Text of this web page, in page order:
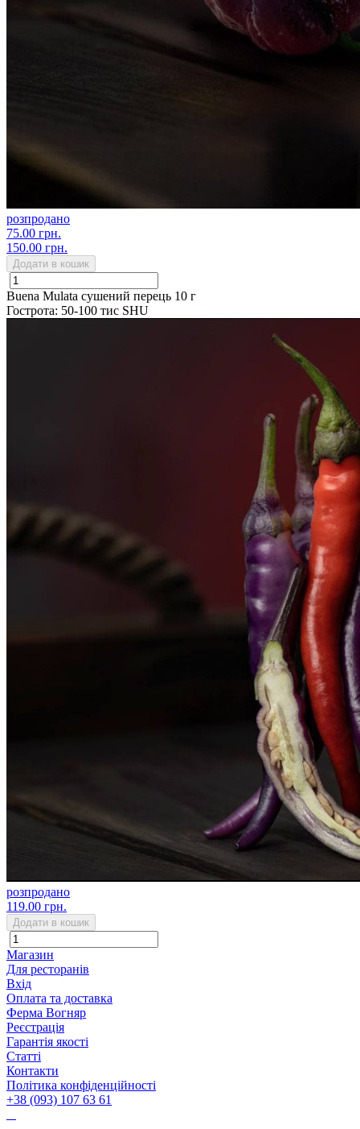
розпродано
75.00 грн.
150.00 грн.
Додати в кошик
Buena Mulata сушений перець 10 г
Гострота: 50-100 тис SHU
розпродано
119.00 грн.
Додати в кошик
Магазин
Для ресторанів
Вхід
Оплата та доставка
Ферма Вогняр
Реєстрація
Гарантія якості
Статті
Контакти
Політика конфіденційності
+38 (093) 107 63 61